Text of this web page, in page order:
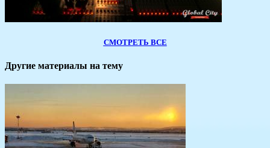
СМОТРЕТЬ ВСЕ
Другие материалы на тему